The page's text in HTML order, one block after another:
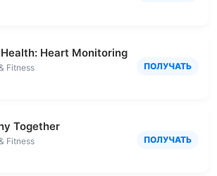
Heart Monitoring
Fitness
ПОЛУЧАТЬ
Together
Fitness
ПОЛУЧАТЬ